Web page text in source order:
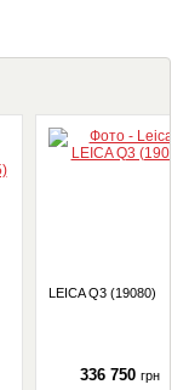
LEICA Q3 (19080)
336 750 грн